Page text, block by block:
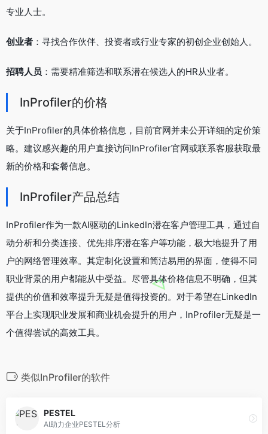
专业人士。
创业者 ：寻找合作伙伴、投资者或行业专家的初创企业创始人。
招聘人员 ：需要精准筛选和联系潜在候选人的HR从业者。
InProfiler的价格
关于InProfiler的具体价格信息，目前官网并未公开详细的定价策
略。建议感兴趣的用户直接访问InProfiler官网或联系客服获取最
新的价格和套餐信息。
InProfiler产品总结
InProfiler作为一款AI驱动的LinkedIn潜在客户管理工具，通过自
动分析和分类连接、优先排序潜在客户等功能，极大地提升了用
户的网络管理效率。其定制化设置和简洁易用的界面，使得不同
职业背景的用户都能从中受益。尽管具体价格信息不明确，但其
提供的价值和效率提升无疑是值得投资的。对于希望在LinkedIn
平台上实现职业发展和商业机会提升的用户，InProfiler无疑是一
个值得尝试的高效工具。
类似InProfiler的软件
PESTEL
AI助力企业PESTEL分析